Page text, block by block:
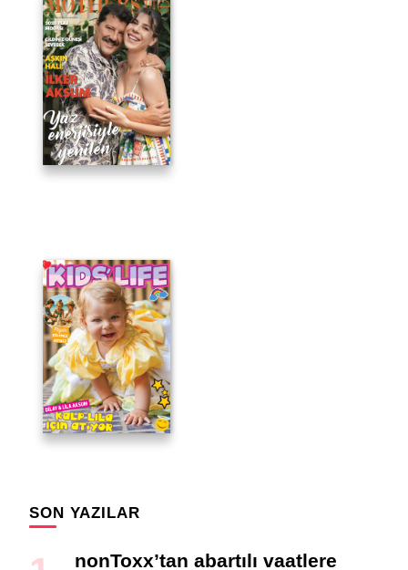
SON YAZILAR
nonToxx’tan abartılı vaatlere